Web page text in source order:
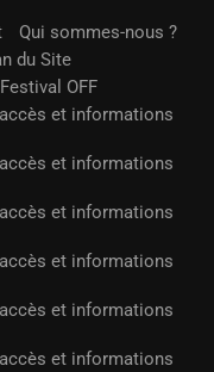
Qui sommes-nous ?
du Site
OFF
et informations
et informations
et informations
et informations
et informations
et informations